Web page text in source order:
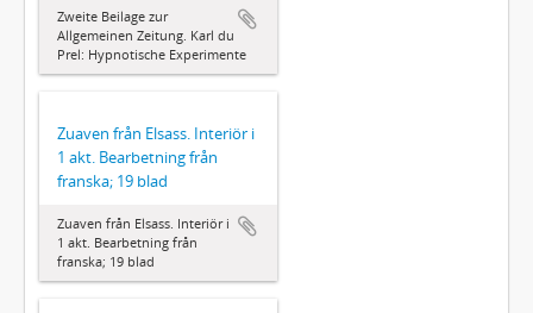
Zweite Beilage zur
Allgemeinen Zeitung. Karl du
Prel: Hypnotische Experimente
Zuaven från Elsass. Interiör i
1 akt. Bearbetning från
franska; 19 blad
Zuaven från Elsass. Interiör i
1 akt. Bearbetning från
franska; 19 blad